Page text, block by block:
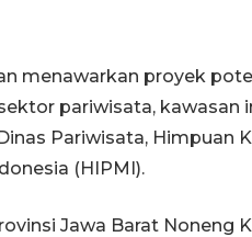
menawarkan proyek
pariwisata, kawasan
Pariwisata, Himpuan
(HIPMI).
Jawa Barat